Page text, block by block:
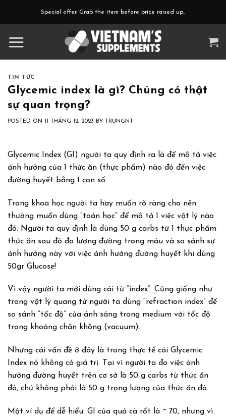
Special offer. Grab the item before price raised up..
TIN TỨC
Glycemic index là gì? Chúng có thật
sự quan trọng?
POSTED ON 11 THÁNG 12, 2023 BY TRUNGNT
Glycemic Index (GI) người ta quy định ra là để mô tả việc
ảnh hưởng của 1 thức ăn (thực phẩm) nào đó đến việc
đường huyết bằng 1 con số.
Trong khoa học người ta hay muốn rõ ràng cho nên
thường muốn dùng “toán học” để mô tả 1 việc vật lý nào
đó. Người ta quy định là dùng 50 g carbs từ 1 thực phẩm
thức ăn sau đó đo lượng đường trong máu và so sánh sự
ảnh hưởng này với việc ảnh hưởng đường huyết khi dùng
50gr Glucose!
Vì vậy người ta mới dùng cái từ “index”. Cũng giống như
trong vật lý quang tử người ta dùng “refraction index” để
so sánh “tốc độ” của ánh sáng trong medium với tốc độ
trong khoảng chân không (vacuum).
Nhưng cái vấn đề ở đây là trong thực tế cái Glycemic
Index nó không có giá trị. Tại vì người ta đo việc ảnh
hưởng đường huyết trên cơ sở là 50 g carbs từ thức ăn
đó, chứ không phải là 50 g trọng lượng của thức ăn đó.
Một ví dụ để dễ hiểu: GI của quả cà rốt là ~ 70, nhưng vì